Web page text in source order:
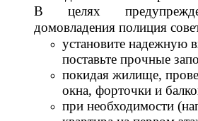
В целях
домовладения полиция
установите надежную
поставьте прочные
покидая жилище,
окна, форточки и
при необходимости